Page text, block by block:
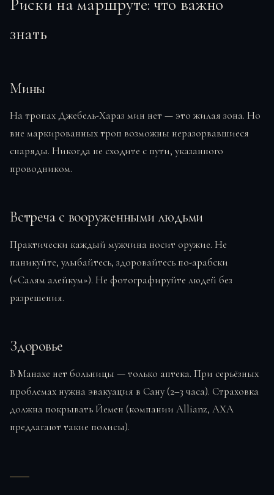
Риски на маршруте: что важно
знать
Мины
На тропах Джебель-Хараз мин нет — это жилая зона. Но
вне маркированных троп возможны неразорвавшиеся
снаряды. Никогда не сходите с пути, указанного
проводником.
Встреча с вооруженными людьми
Практически каждый мужчина носит оружие. Не
паникуйте, улыбайтесь, здоровайтесь по-арабски
(«Салям алейкум»). Не фотографируйте людей без
разрешения.
Здоровье
В Манахе нет больницы — только аптека. При серьёзных
проблемах нужна эвакуация в Сану (2–3 часа). Страховка
должна покрывать Йемен (компании Allianz, AXA
предлагают такие полисы).